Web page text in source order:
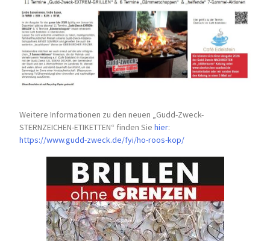
Weitere Informationen zu den neuen „Gudd-Zweck-
STERNZEICHEN-ETIKETTEN“ finden Siehier:
https://www.gudd-zweck.de/fyi/ho-roos-kop/